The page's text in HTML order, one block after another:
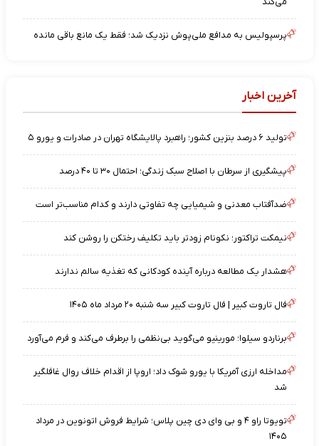
پرسپولیس به مدافع ملی‌پوش نزدیک شد؛ فقط یک مانع باقی مانده
آخرین اخبار
تولید ۶ درصد بنزین کشور؛ راهبرد پالایشگاه تهران در صادرات و یورو ۵
پیشگیری از سرطان با اصلاح سبک زندگی؛ احتمال ۳۰ تا ۴۰ درصد
ضدآفتاب معدنی و شیمیایی چه تفاوتی دارند و کدام مناسب‌تر است
نیمکت تراکتور؛ نکونام زودتر باید تکلیف رختکن را روشن کند
هشدار یک مطالعه درباره آینده کودکانی که تغذیه سالم ندارند
فال تاروت کبیر | فال تاروت کبیر سه شنبه ۲۰ مرداد ماه ۱۴۰۵
برناردو سیلوا؛ مورینیو می‌گوید بی‌نظمی را برطرف می‌کند و فرم می‌آورد
مداخله ارزی آمریکا با یورو شوک داد؛ اروپا از اقدام خلاف روال غافلگیر
شد
تویوتا راو ۴ و بی‌ وای‌ دی چین پلاس؛ شرایط فروش اتونوین در مرداد
۱۴۰۵